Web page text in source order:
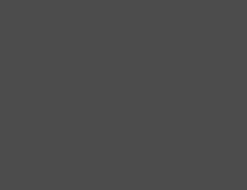
besuchten Seiten, die
die Interaktion
eigenen Zwecken, zur
Diensten verbundene
Sie gemäß Art. 49 Abs. 1